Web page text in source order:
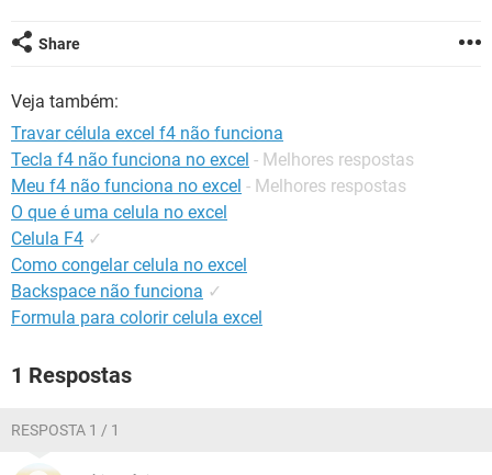
INSTAGRAM
Share
Veja também:
Travar célula excel f4 não funciona
Tecla f4 não funciona no excel - Melhores respostas
Meu f4 não funciona no excel - Melhores respostas
O que é uma celula no excel
Celula F4 ✓
Como congelar celula no excel
Backspace não funciona ✓
Formula para colorir celula excel
1 Respostas
RESPOSTA 1 / 1